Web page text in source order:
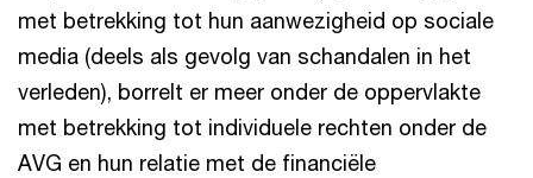
met betrekking tot hun aanwezigheid op sociale
media (deels als gevolg van schandalen in het
verleden), borrelt er meer onder de oppervlakte
met betrekking tot individuele rechten onder de
AVG en hun relatie met de financiële